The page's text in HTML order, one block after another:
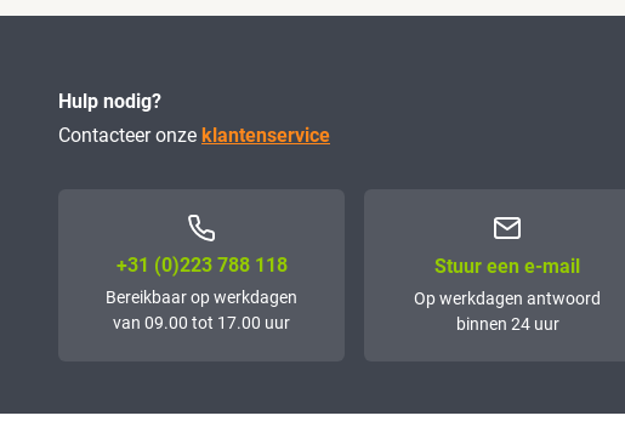
Hulp nodig?
Contacteer onze klantenservice
+31 (0)223 788 118
Bereikbaar op werkdagen
van 09.00 tot 17.00 uur
Stuur een e-mail
Op werkdagen antwoord
binnen 24 uur